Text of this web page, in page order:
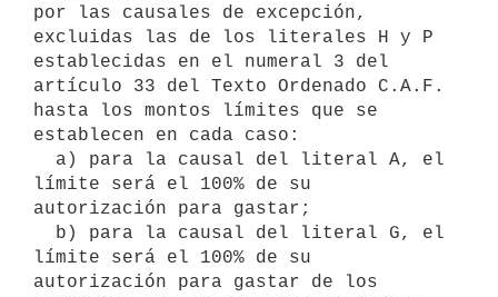
por las causales de excepción,
excluidas las de los literales H y P
establecidas en el numeral 3 del
artículo 33 del Texto Ordenado C.A.F.
hasta los montos límites que se
establecen en cada caso:
límite será el 100% de su
autorización para gastar;
límite será el 100% de su
autorización para gastar de los